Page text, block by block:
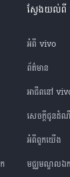
ស្វែងយល់
អំពី vivo
ព័ត៌មាន
អាជីពនៅ
សេចក្តីជូនដំណឹ
អំពី​ពួក​យើង
មជ្ឈមណ្ឌលឯ